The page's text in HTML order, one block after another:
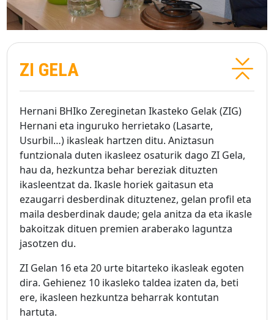
ZI GELA
Hernani BHIko Zereginetan Ikasteko Gelak (ZIG)
Hernani eta inguruko herrietako (Lasarte,
Usurbil…) ikasleak hartzen ditu. Aniztasun
funtzionala duten ikasleez osaturik dago ZI Gela,
hau da, hezkuntza behar bereziak dituzten
ikasleentzat da. Ikasle horiek gaitasun eta
ezaugarri desberdinak dituztenez, gelan profil eta
maila desberdinak daude; gela anitza da eta ikasle
bakoitzak dituen premien araberako laguntza
jasotzen du.
ZI Gelan 16 eta 20 urte bitarteko ikasleak egoten
dira. Gehienez 10 ikasleko taldea izaten da, beti
ere, ikasleen hezkuntza beharrak kontutan
hartuta.